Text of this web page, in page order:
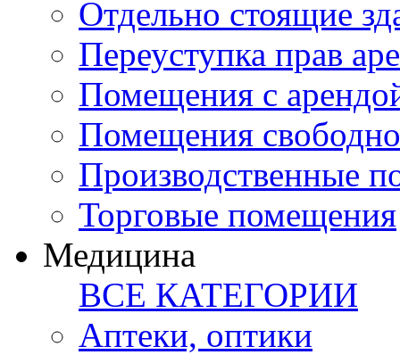
Отдельно стоящие
Переуступка прав
Помещения с
Помещения
Производственные
Торговые помещения
Медицина
ВСЕ КАТЕГОРИИ
Аптеки, оптики